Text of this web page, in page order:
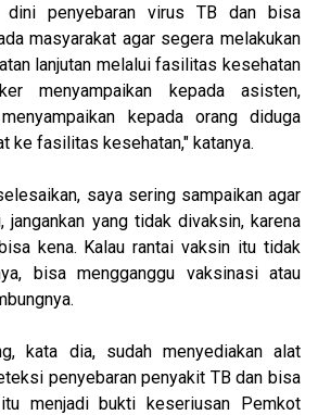
dini penyebaran virus TB dan bisa
masyarakat agar segera melakukan
lanjutan melalui fasilitas kesehatan
menyampaikan kepada asisten,
kepada orang diduga
ke fasilitas kesehatan," katanya.
saya sering sampaikan agar
jangankan yang tidak divaksin, karena
kena. Kalau rantai vaksin itu tidak
bisa mengganggu vaksinasi atau
kata dia, sudah menyediakan alat
penyebaran penyakit TB dan bisa
itu menjadi bukti keseriusan Pemkot